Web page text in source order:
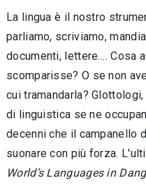
La lingua è il nostro
parliamo, scriviamo,
documenti, lettere…. Cosa
scomparisse? O se non
cui tramandarla?
di linguistica se ne
decenni che il campanello
suonare con più forza.
World’s Languages in